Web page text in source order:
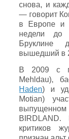
снова, и
— говорит
в Европе и
недели до
Бруклине
вышедший в
В 2009 с
Mehldau),
Haden) и
Motian)
критиков